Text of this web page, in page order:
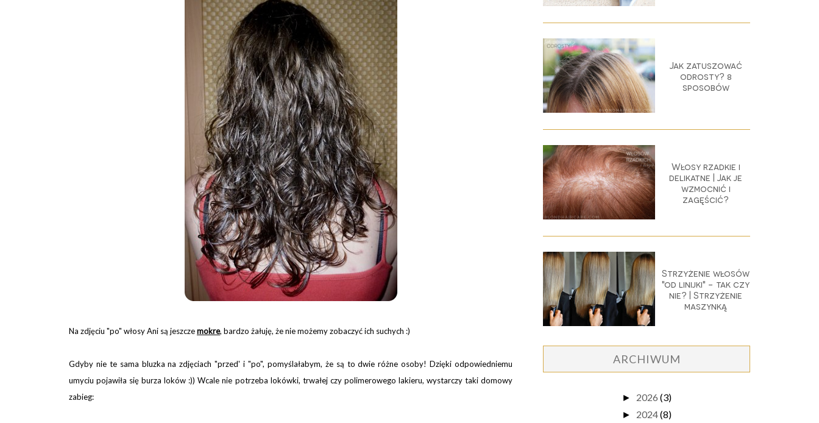
Na zdjęciu "po" włosy Ani są jeszczemokre, bardzo żałuję, że nie możemy zobaczyć ich suchych :)
Gdyby nie te sama bluzka na zdjęciach "przed' i "po", pomyślałabym, że są to dwie różne osoby! Dzięki odpowiedniemu
umyciu pojawiła się burza loków :)) Wcale nie potrzeba lokówki, trwałej czy polimerowego lakieru, wystarczy taki domowy
zabieg:
Jak zatuszować
odrosty? 8
sposobów
Włosy rzadkie i
delikatne | Jak je
wzmocnić i
zagęścić?
Strzyżenie włosów
"od linijki" - tak czy
nie? | Strzyżenie
maszynką
ARCHIWUM
► 2026 (3)
► 2024(8)